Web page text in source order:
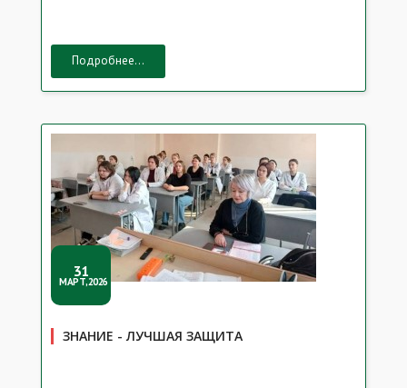
Подробнее...
31
МАРТ,2026
ЗНАНИЕ - ЛУЧШАЯ ЗАЩИТА